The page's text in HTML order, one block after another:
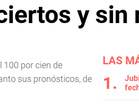
y
100 por cien de
sus pronósticos, de
LAS